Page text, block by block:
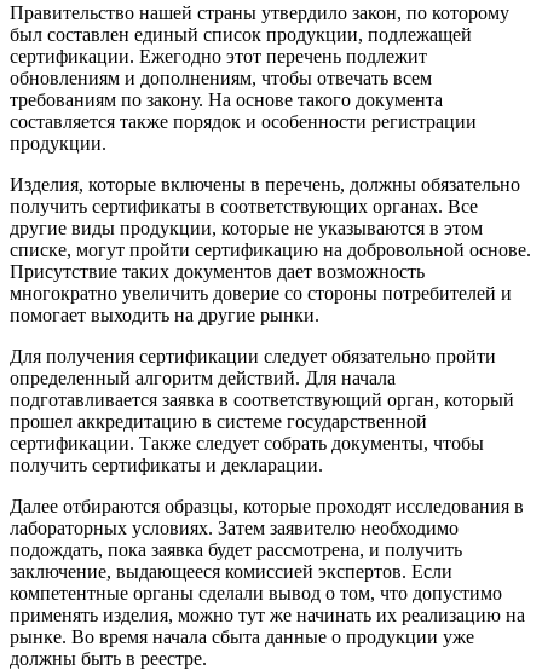
Правительство нашей страны утвердило закон, по которому
был составлен единый список продукции, подлежащей
сертификации. Ежегодно этот перечень подлежит
обновлениям и дополнениям, чтобы отвечать всем
требованиям по закону. На основе такого документа
составляется также порядок и особенности регистрации
продукции.
Изделия, которые включены в перечень, должны обязательно
получить сертификаты в соответствующих органах. Все
другие виды продукции, которые не указываются в этом
списке, могут пройти сертификацию на добровольной основе.
Присутствие таких документов дает возможность
многократно увеличить доверие со стороны потребителей и
помогает выходить на другие рынки.
Для получения сертификации следует обязательно пройти
определенный алгоритм действий. Для начала
подготавливается заявка в соответствующий орган, который
прошел аккредитацию в системе государственной
сертификации. Также следует собрать документы, чтобы
получить сертификаты и декларации.
Далее отбираются образцы, которые проходят исследования в
лабораторных условиях. Затем заявителю необходимо
подождать, пока заявка будет рассмотрена, и получить
заключение, выдающееся комиссией экспертов. Если
компетентные органы сделали вывод о том, что допустимо
применять изделия, можно тут же начинать их реализацию на
рынке. Во время начала сбыта данные о продукции уже
должны быть в реестре.